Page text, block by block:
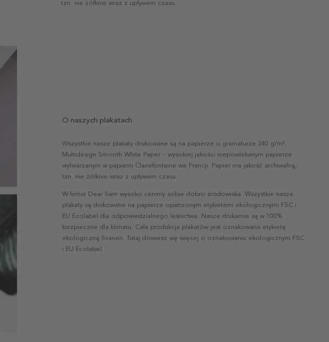
tzn. nie żółknie wraz z upływem czasu.
O naszych plakatach
Wszystkie nasze plakaty drukowane są na papierze o gramaturze 240 g/m²,
Multidesign Smooth White Paper – wysokiej jakości niepowlekanym papierze
wytwarzanym w papierni Clairefontaine we Francji. Papier ma jakość archiwalną,
tzn. nie żółknie wraz z upływem czasu.
W firmie Dear Sam wysoko cenimy sobie dobro środowiska. Wszystkie nasze
plakaty są drukowane na papierze opatrzonym etykietami ekologicznymi FSC i
EU Ecolabel dla odpowiedzialnego leśnictwa. Nasze drukarnie są w 100%
bezpieczne dla klimatu. Cała produkcja plakatów jest oznakowana etykietą
ekologiczną Svanen. Tutaj dowiesz się więcej o oznakowaniu ekologicznym FSC
i EU Ecolabel.